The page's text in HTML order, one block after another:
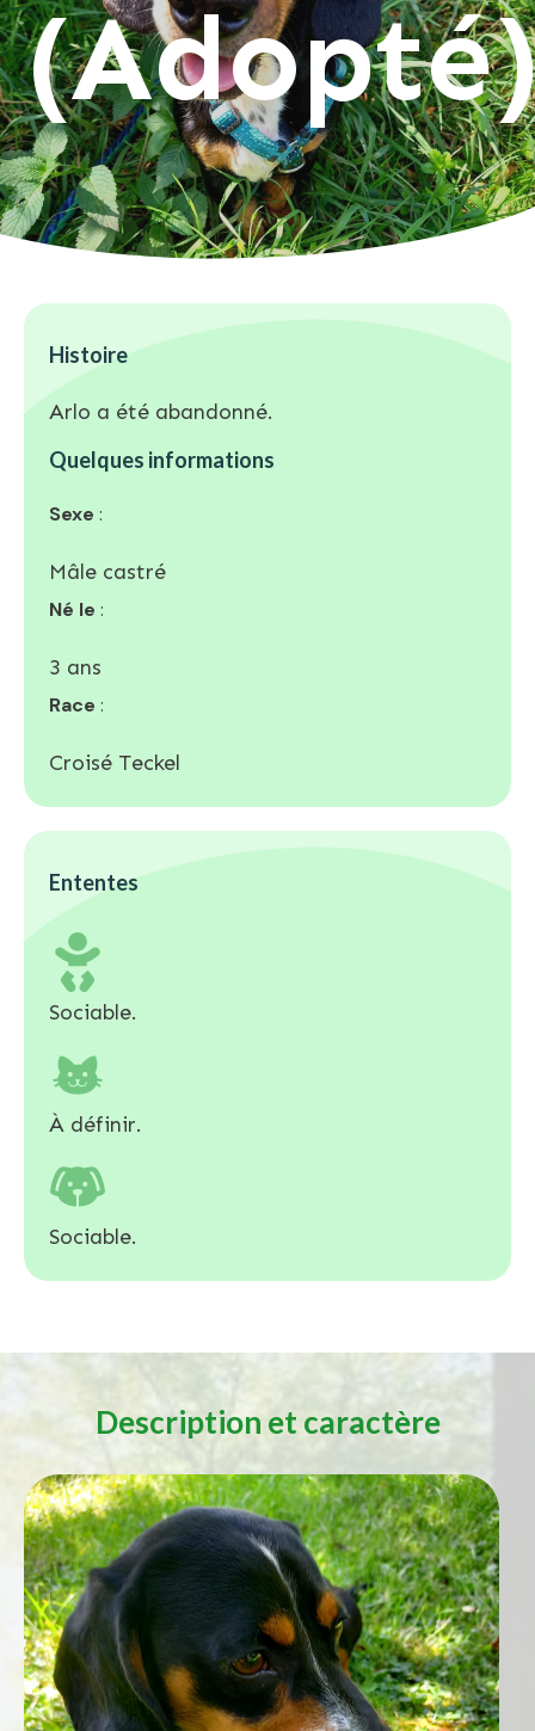
Histoire
Arlo a été abandonné.
Quelques informations
Sexe :
Mâle castré
Né le :
3 ans
Race :
Croisé Teckel
Ententes
Sociable.
À définir.
Sociable.
Description et caractère